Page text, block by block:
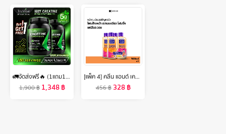
🚛จัดส่งฟรี🔥 (1แถม1)Truvitar Creatine ครีเอทีน ทรูวิต้าร์ ลดการสลายของมวลกล้ามเนื้อ เพิ่มพลังงานสูง เหมาะสำหรับสายสุขภาพ
1,900฿ 1,348฿
[แพ็ค 4] คลีน แอนด์ เคลียร์ โฟมล้างหน้า เอสเซนเชียล โฟมมิ่ง เฟเชียล วอช 100 มล. x 4 Clean & Clear Essentials Foaming Facial Wash 100 ml x 4
456฿ 328฿